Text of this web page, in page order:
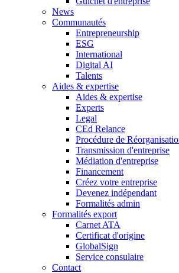
News
Communautés
Entrepreneurship
ESG
International
Digital AI
Talents
Aides & expertise
Aides & expertise
Experts
Legal
CEd Relance
Procédure de
Transmission d'entreprise
Médiation d'entreprise
Financement
Créez votre entreprise
Devenez indépendant
Formalités admin
Formalités export
Carnet ATA
Certificat d'origine
GlobalSign
Service consulaire
Contact